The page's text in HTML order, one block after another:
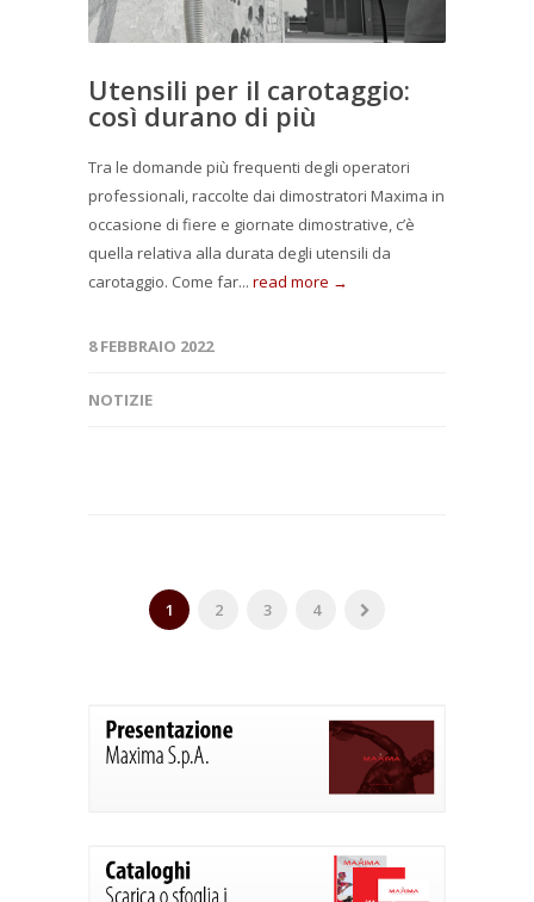
Utensili per il carotaggio:
così durano di più
Tra le domande più frequenti degli operatori
professionali, raccolte dai dimostratori Maxima in
occasione di fiere e giornate dimostrative, c’è
quella relativa alla durata degli utensili da
carotaggio. Come far... read more →
8 FEBBRAIO 2022
NOTIZIE
1 2 3 4